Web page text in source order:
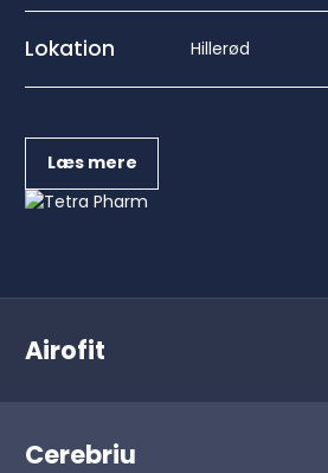
Lokation Hillerød
Læs mere
Airofit
Cerebriu